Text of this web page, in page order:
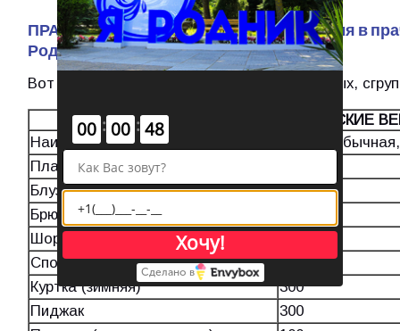
ПРАЙС-ЛИСТ на стирку одежды, текстиля в
Родник»
Вот объединённая таблица из трёх исходных,
ЖЕНСКИЕ И МУЖСКИЕ
Наименование
Стирка
Платье/сарафан, халат
Блузка/футболка, майка, топ
120
Брюки/юбка
Шорты/бриджи
Спортивный костюм
230
Куртка (зимняя)
300
Пиджак
300
00 : 00 : 48
Хочу!
Сделано в